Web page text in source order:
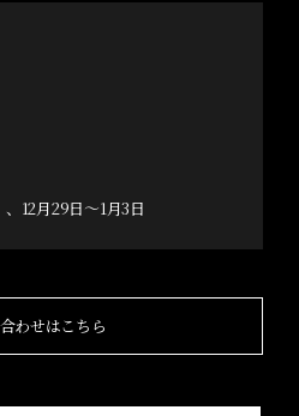
12月29日～1月3日
わせはこちら